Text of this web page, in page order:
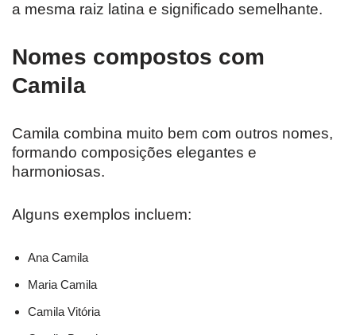
a mesma raiz latina e significado semelhante.
Nomes compostos com
Camila
Camila combina muito bem com outros nomes,
formando composições elegantes e
harmoniosas.
Alguns exemplos incluem:
Ana Camila
Maria Camila
Camila Vitória